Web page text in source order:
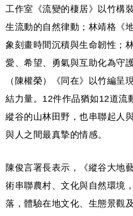
工作室《流變的棲居》以竹構
生流動的自然律動；林靖格《
象刻畫時間沉積與生命韌性；
愛、希望、勇氣與互助化為守
（陳權榮）《同在》以竹編呈
結力量。12件作品猶如12道流
縱谷的山林田野，也串聯起人
與人之間最真摯的情感。
陳俊言署長表示，《縱谷大地
術串聯農村、文化與自然環境
落，體驗在地文化、生態景觀